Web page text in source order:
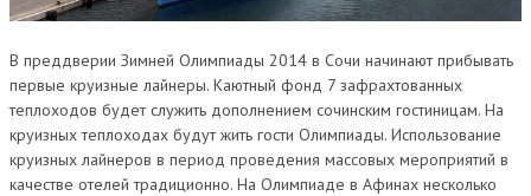
В преддверии Зимней Олимпиады 2014 в Сочи начинают прибывать
первые круизные лайнеры. Каютный фонд 7 зафрахтованных
теплоходов будет служить дополнением сочинским гостиницам. На
круизных теплоходах будут жить гости Олимпиады. Использование
круизных лайнеров в период проведения массовых мероприятий в
качестве отелей традиционно. На Олимпиаде в Афинах несколько